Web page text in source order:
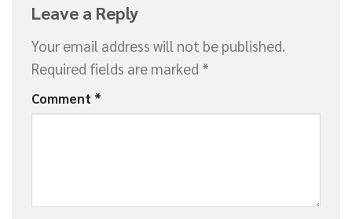
Leave a Reply
Your email address will not be published.
Required fields are marked *
Comment *